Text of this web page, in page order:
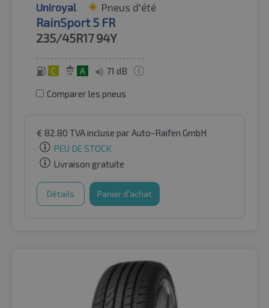
Uniroyal Pneus d'été
RainSport 5 FR
235/45R17 94Y
C A 71 dB
Comparer les pneus
€ 82.80 TVA incluse par Auto-Raifen GmbH
PEU DE STOCK
Livraison gratuite
Détails Panier d'achat